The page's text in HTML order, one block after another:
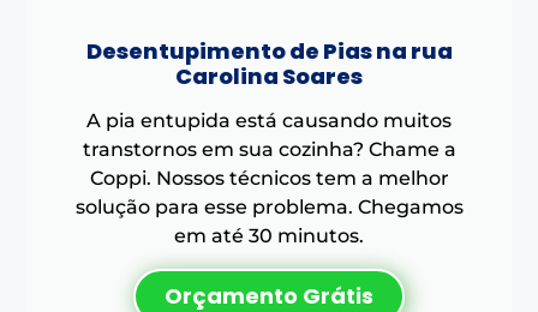
Desentupimento de Pias na rua
Carolina Soares
A pia entupida está causando muitos
transtornos em sua cozinha? Chame a
Coppi. Nossos técnicos tem a melhor
solução para esse problema. Chegamos
em até 30 minutos.
Orçamento Grátis